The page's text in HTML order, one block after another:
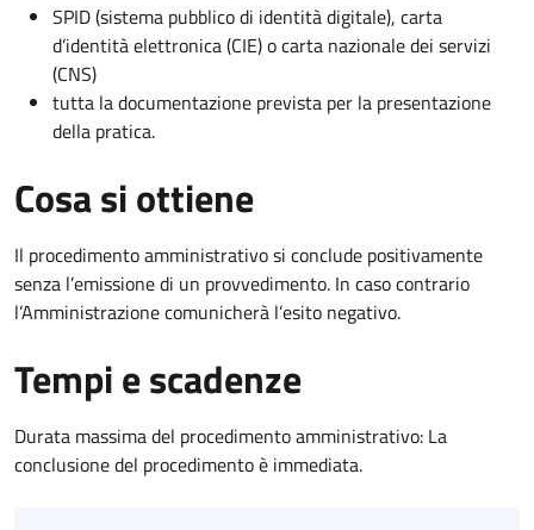
SPID (sistema pubblico di identità digitale), carta
d’identità elettronica (CIE) o carta nazionale dei servizi
(CNS)
tutta la documentazione prevista per la presentazione
della pratica.
Cosa si ottiene
Il procedimento amministrativo si conclude positivamente
senza l’emissione di un provvedimento. In caso contrario
l’Amministrazione comunicherà l’esito negativo.
Tempi e scadenze
Durata massima del procedimento amministrativo: La
conclusione del procedimento è immediata.